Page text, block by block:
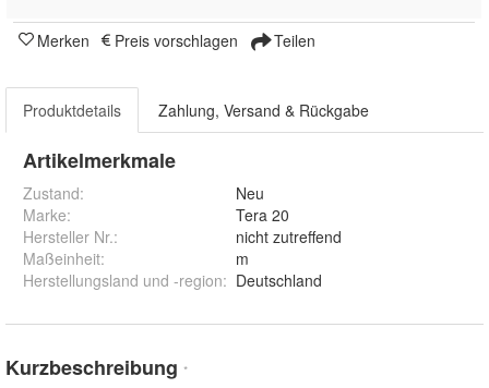
Merken Preis vorschlagen Teilen
Produktdetails Zahlung, Versand & Rückgabe
Artikelmerkmale
Zustand:
Neu
Marke:
Tera 20
Hersteller Nr.:
nicht zutreffend
Maßeinheit:
m
Herstellungsland und -region: Deutschland
Kurzbeschreibung *